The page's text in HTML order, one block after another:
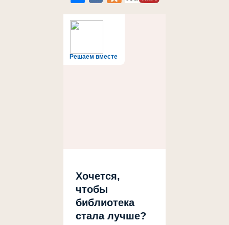
Решаем вместе
Хочется,
чтобы
библиотека
стала лучше?